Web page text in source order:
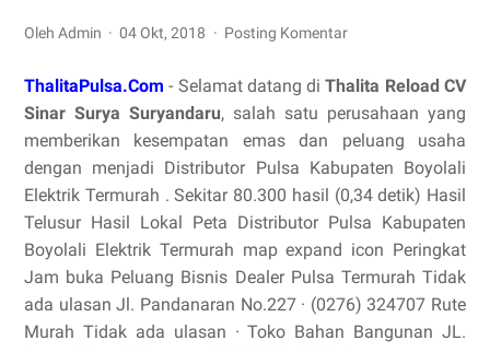
Oleh Admin 04 Okt, 2018 Posting Komentar
ThalitaPulsa.Com - Selamat datang diThalita Reload CV
Sinar Surya Suryandaru, salah satu perusahaan yang
memberikan kesempatan emas dan peluang usaha
dengan menjadi Distributor Pulsa Kabupaten Boyolali
Elektrik Termurah . Sekitar 80.300 hasil (0,34 detik) Hasil
Telusur Hasil Lokal Peta Distributor Pulsa Kabupaten
Boyolali Elektrik Termurah map expand icon Peringkat
Jam buka Peluang Bisnis Dealer Pulsa Termurah Tidak
ada ulasan Jl. Pandanaran No.227 · (0276) 324707 Rute
Murah Tidak ada ulasan · Toko Bahan Bangunan JL.